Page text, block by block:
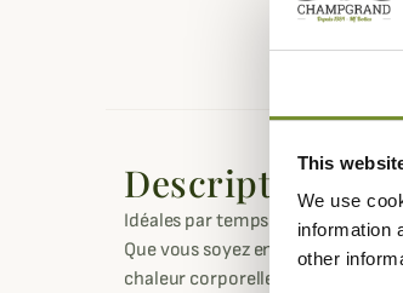
This
We use
information
other
Description
Idéales par temps froid, ces
Que vous soyez en chasse
chaleur corporelle grâce aux